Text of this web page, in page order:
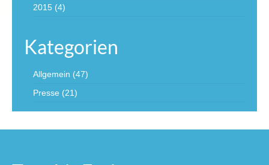
2015 (4)
Kategorien
Allgemein (47)
Presse (21)